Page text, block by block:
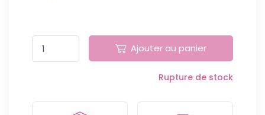
Ajouter au panier
Rupture de stock